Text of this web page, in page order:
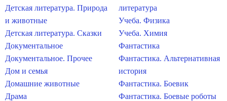
Детская литература. Природа
и животные
Детская литература. Сказки
Документальное
Документальное. Прочее
Дом и семья
Домашние животные
Драма
литература
Учеба. Физика
Учеба. Химия
Фантастика
Фантастика. Альтернативная
история
Фантастика. Боевик
Фантастика. Боевые роботы